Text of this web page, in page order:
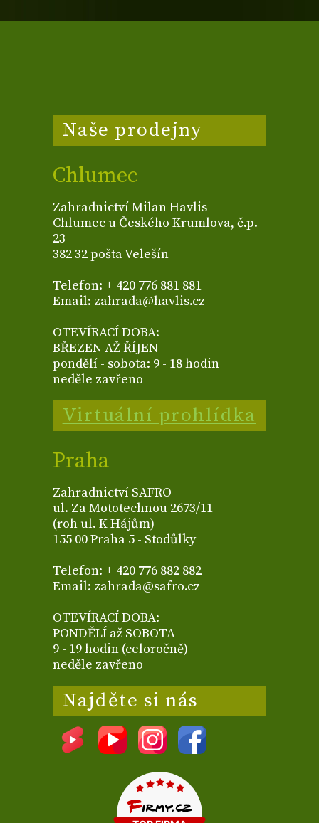
Naše prodejny
Chlumec
Zahradnictví Milan Havlis
Chlumec u Českého Krumlova, č.p.
23
382 32 pošta Velešín
Telefon: + 420 776 881 881
Email: zahrada@havlis.cz
OTEVÍRACÍ DOBA:
BŘEZEN AŽ ŘÍJEN
pondělí - sobota: 9 - 18 hodin
neděle zavřeno
Virtuální prohlídka
Praha
Zahradnictví SAFRO
ul. Za Mototechnou 2673/11
(roh ul. K Hájům)
155 00 Praha 5 - Stodůlky
Telefon: + 420 776 882 882
Email: zahrada@safro.cz
OTEVÍRACÍ DOBA:
PONDĚLÍ až SOBOTA
9 - 19 hodin (celoročně)
neděle zavřeno
Najděte si nás